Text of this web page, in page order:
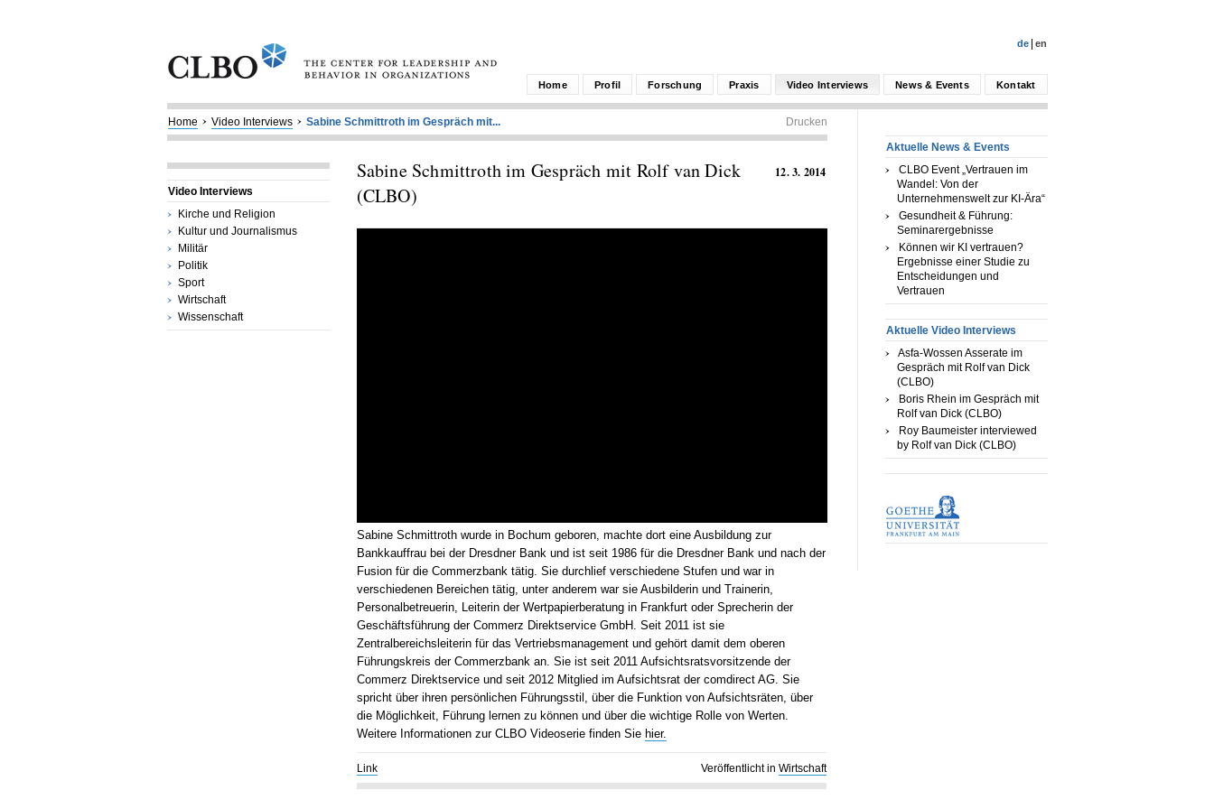
en
de
Kontakt
News & Events
Video Interviews
Praxis
Forschung
Profil
Home
Home Video Interviews Sabine Schmittroth im Gespräch mit... Drucken
Video Interviews
Kirche und Religion
Kultur und Journalismus
Militär
Politik
Sport
Wirtschaft
Wissenschaft
12. 3. 2014
Sabine Schmittroth im Gespräch mit Rolf van Dick
(CLBO)
Sabine Schmittroth wurde in Bochum geboren, machte dort eine Ausbildung zur
Bankkauffrau bei der Dresdner Bank und ist seit 1986 für die Dresdner Bank und nach der
Fusion für die Commerzbank tätig. Sie durchlief verschiedene Stufen und war in
verschiedenen Bereichen tätig, unter anderem war sie Ausbilderin und Trainerin,
Personalbetreuerin, Leiterin der Wertpapierberatung in Frankfurt oder Sprecherin der
Geschäftsführung der Commerz Direktservice GmbH. Seit 2011 ist sie
Zentralbereichsleiterin für das Vertriebsmanagement und gehört damit dem oberen
Führungskreis der Commerzbank an. Sie ist seit 2011 Aufsichtsratsvorsitzende der
Commerz Direktservice und seit 2012 Mitglied im Aufsichtsrat der comdirect AG. Sie
spricht über ihren persönlichen Führungsstil, über die Funktion von Aufsichtsräten, über
die Möglichkeit, Führung lernen zu können und über die wichtige Rolle von Werten.
Weitere Informationen zur CLBO Videoserie finden Sie hier.
Link Veröffentlicht in Wirtschaft
Aktuelle News & Events
CLBO Event „Vertrauen im
Wandel: Von der
Unternehmenswelt zur KI-Ära“
Gesundheit & Führung:
Seminarergebnisse
Können wir KI vertrauen?
Ergebnisse einer Studie zu
Entscheidungen und
Vertrauen
Aktuelle Video Interviews
Asfa-Wossen Asserate im
Gespräch mit Rolf van Dick
(CLBO)
Boris Rhein im Gespräch mit
Rolf van Dick (CLBO)
Roy Baumeister interviewed
by Rolf van Dick (CLBO)